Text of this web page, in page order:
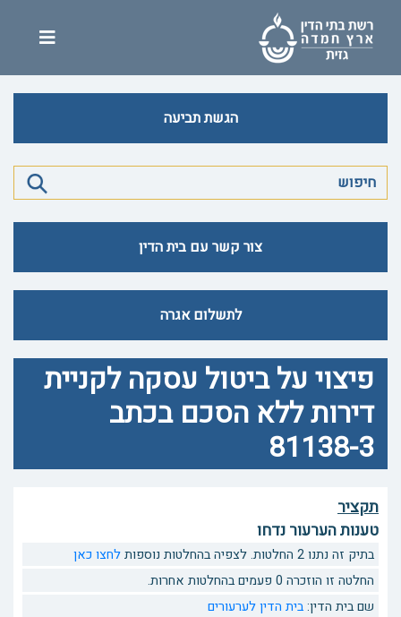
הגשת תביעה
צור קשר עם בית הדין
לתשלום אגרה
פיצוי על ביטול עסקה לקניית
דירות ללא הסכם בכתב
81138-3
תקציר
טענות הערעור נדחו
בתיק זה נתנו 2 החלטות. לצפיה בהחלטות נוספות
לחצו כאן
החלטה זו הוזכרה 0 פעמים בהחלטות אחרות.
שם בית הדין:בית הדין לערעורים